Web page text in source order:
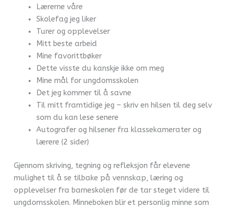
Lærerne våre
Skolefag jeg liker
Turer og opplevelser
Mitt beste arbeid
Mine favorittbøker
Dette visste du kanskje ikke om meg
Mine mål for ungdomsskolen
Det jeg kommer til å savne
Til mitt framtidige jeg – skriv en hilsen til deg selv
som du kan lese senere
Autografer og hilsener fra klassekamerater og
lærere (2 sider)
Gjennom skriving, tegning og refleksjon får elevene
mulighet til å se tilbake på vennskap, læring og
opplevelser fra barneskolen før de tar steget videre til
ungdomsskolen. Minneboken blir et personlig minne som